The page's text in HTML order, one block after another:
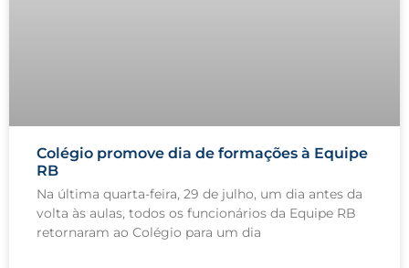
Colégio promove dia de formações à Equipe
RB
Na última quarta-feira, 29 de julho, um dia antes da
volta às aulas, todos os funcionários da Equipe RB
retornaram ao Colégio para um dia